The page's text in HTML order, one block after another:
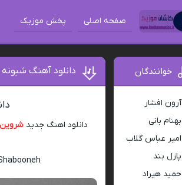
صفحه اصلی پخش موزیک
دانلود آهنگ
دانلود اهنگ جدیدشروین
خوانندگان
آرون افشار
بهنام بانی
امیر عباس گلاب
پازل بند
حمید هیراد